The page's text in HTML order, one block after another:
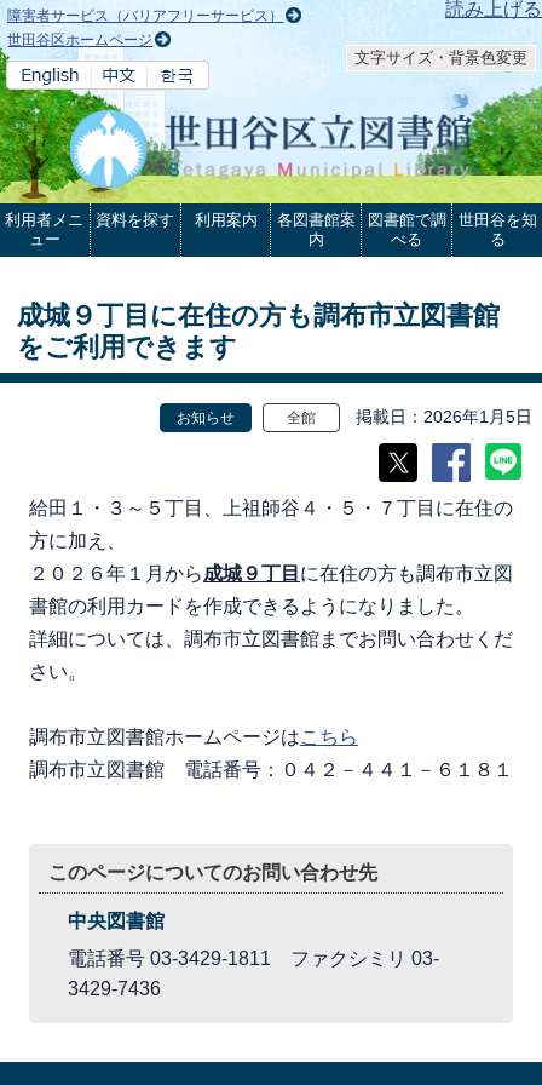
本文へ 読み上げる
障害者サービス（バリアフリーサービス）
世田谷区ホームページ
文字サイズ・背景色変更
利用者メニ
ュー
資料を探す 利用案内
各図書館案
内
図書館で調
べる
世田谷を知
る
成城９丁目に在住の方も調布市立図書館
をご利用できます
お知らせ 全館 掲載日 2026年1月5日
給田１・３～５丁目、上祖師谷４・５・７丁目に在住の
方に加え、
２０２６年１月から成城９丁目 に在住の方も調布市立図
書館の利用カードを作成できるようになりました。
詳細については、調布市立図書館までお問い合わせくだ
さい。
調布市立図書館ホームページはこちら
調布市立図書館 電話番号：０４２－４４１－６１８１
このページについてのお問い合わせ先
中央図書館
電話番号 03-3429-1811 ファクシミリ 03-
3429-7436